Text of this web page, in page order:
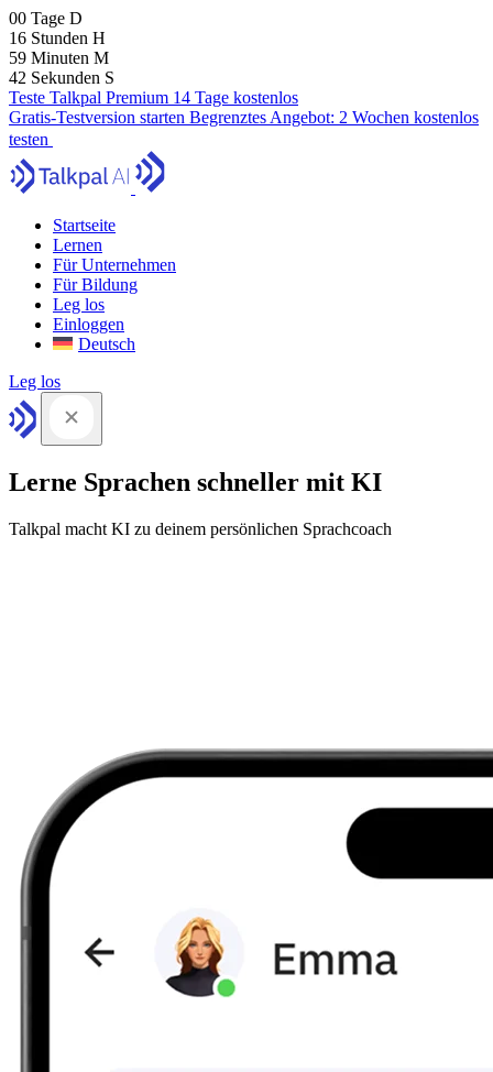
00 Tage D
16 Stunden H
59 Minuten M
41 Sekunden S
Teste Talkpal Premium 14 Tage kostenlos
Gratis-Testversion starten Begrenztes Angebot: 2 Wochen kostenlos
testen
Startseite
Lernen
Für Unternehmen
Für Bildung
Leg los
Einloggen
Deutsch
Leg los
Lerne Sprachen schneller mit KI
Talkpal macht KI zu deinem persönlichen Sprachcoach